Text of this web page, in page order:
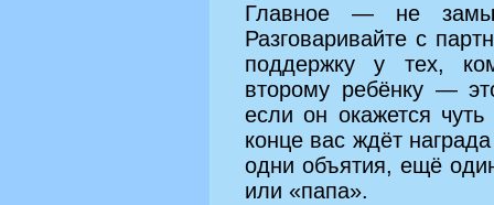
Главное — не
Разговаривайте с
поддержку у тех,
второму ребёнку —
если он окажется
конце вас ждёт
одни объятия, ещё
или «папа».